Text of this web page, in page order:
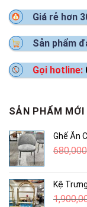
Giá rẻ hơn
Sản phẩm
Gọi hotline:
SẢN PHẨM MỚI
Ghế Ăn
680,000
Kệ